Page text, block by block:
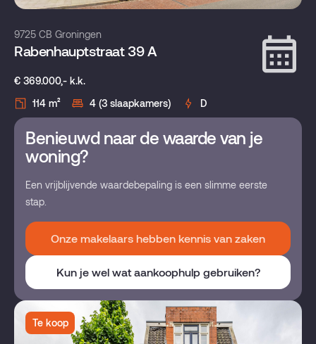
9725 CB Groningen
Rabenhauptstraat 39 A
€ 369.000,- k.k.
114 m²
4 (3 slaapkamers) D
Benieuwd naar de waarde van je
woning?
Een vrijblijvende waardebepaling is een slimme eerste
stap.
Onze makelaars hebben kennis van zaken
Kun je wel wat aankoophulp gebruiken?
Te koop